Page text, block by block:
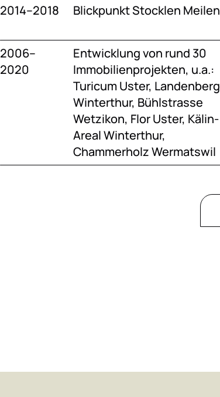
2014–2018 Blickpunkt Stocklen Meilen
2006–
2020
Entwicklung von rund 30
Immobilienprojekten, u.a.:
Turicum Uster, Landenberg
Winterthur, Bühlstrasse
Wetzikon, Flor Uster, Kälin-
Areal Winterthur,
Chammerholz Wermatswil